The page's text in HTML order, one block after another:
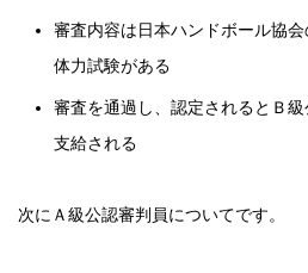
審査内容は日本ハンドボール協会
体力試験がある
審査を通過し、認定されるとＢ
支給される
次にＡ級公認審判員についてです。